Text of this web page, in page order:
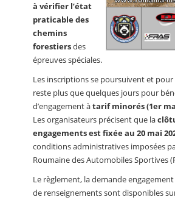
à vérifier l’état
praticable des
chemins
forestiersdes
épreuves spéciales.
Les inscriptions se poursuivent et pour
reste plus que quelques jours pour
d’engagement àtarif minorés (1er
Les organisateurs précisent que la
engagements est fixée au 20 mai
conditions administratives imposées
Roumaine des Automobiles Sportives
Le règlement, la demande
de renseignements sont disponibles